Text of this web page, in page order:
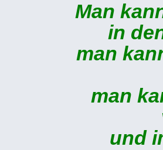
Man
in
man
man
und